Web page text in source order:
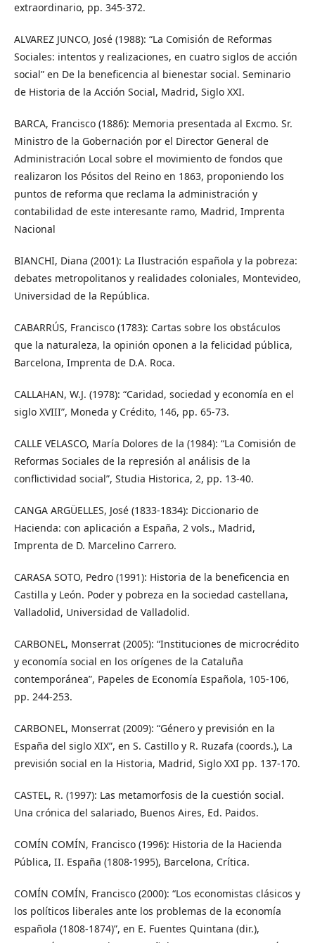
extraordinario, pp. 345-372.
ALVAREZ JUNCO, José (1988): “La Comisión de Reformas
Sociales: intentos y realizaciones, en cuatro siglos de acción
social” en De la beneficencia al bienestar social. Seminario
de Historia de la Acción Social, Madrid, Siglo XXI.
BARCA, Francisco (1886): Memoria presentada al Excmo. Sr.
Ministro de la Gobernación por el Director General de
Administración Local sobre el movimiento de fondos que
realizaron los Pósitos del Reino en 1863, proponiendo los
puntos de reforma que reclama la administración y
contabilidad de este interesante ramo, Madrid, Imprenta
Nacional
BIANCHI, Diana (2001): La Ilustración española y la pobreza:
debates metropolitanos y realidades coloniales, Montevideo,
Universidad de la República.
CABARRÚS, Francisco (1783): Cartas sobre los obstáculos
que la naturaleza, la opinión oponen a la felicidad pública,
Barcelona, Imprenta de D.A. Roca.
CALLAHAN, W.J. (1978): “Caridad, sociedad y economía en el
siglo XVIII”, Moneda y Crédito, 146, pp. 65-73.
CALLE VELASCO, María Dolores de la (1984): “La Comisión de
Reformas Sociales de la represión al análisis de la
conflictividad social”, Studia Historica, 2, pp. 13-40.
CANGA ARGÜELLES, José (1833-1834): Diccionario de
Hacienda: con aplicación a España, 2 vols., Madrid,
Imprenta de D. Marcelino Carrero.
CARASA SOTO, Pedro (1991): Historia de la beneficencia en
Castilla y León. Poder y pobreza en la sociedad castellana,
Valladolid, Universidad de Valladolid.
CARBONEL, Monserrat (2005): “Instituciones de microcrédito
y economía social en los orígenes de la Cataluña
contemporánea”, Papeles de Economía Española, 105-106,
pp. 244-253.
CARBONEL, Monserrat (2009): “Género y previsión en la
España del siglo XIX”, en S. Castillo y R. Ruzafa (coords.), La
previsión social en la Historia, Madrid, Siglo XXI pp. 137-170.
CASTEL, R. (1997): Las metamorfosis de la cuestión social.
Una crónica del salariado, Buenos Aires, Ed. Paidos.
COMÍN COMÍN, Francisco (1996): Historia de la Hacienda
Pública, II. España (1808-1995), Barcelona, Crítica.
COMÍN COMÍN, Francisco (2000): “Los economistas clásicos y
los políticos liberales ante los problemas de la economía
española (1808-1874)”, en E. Fuentes Quintana (dir.),